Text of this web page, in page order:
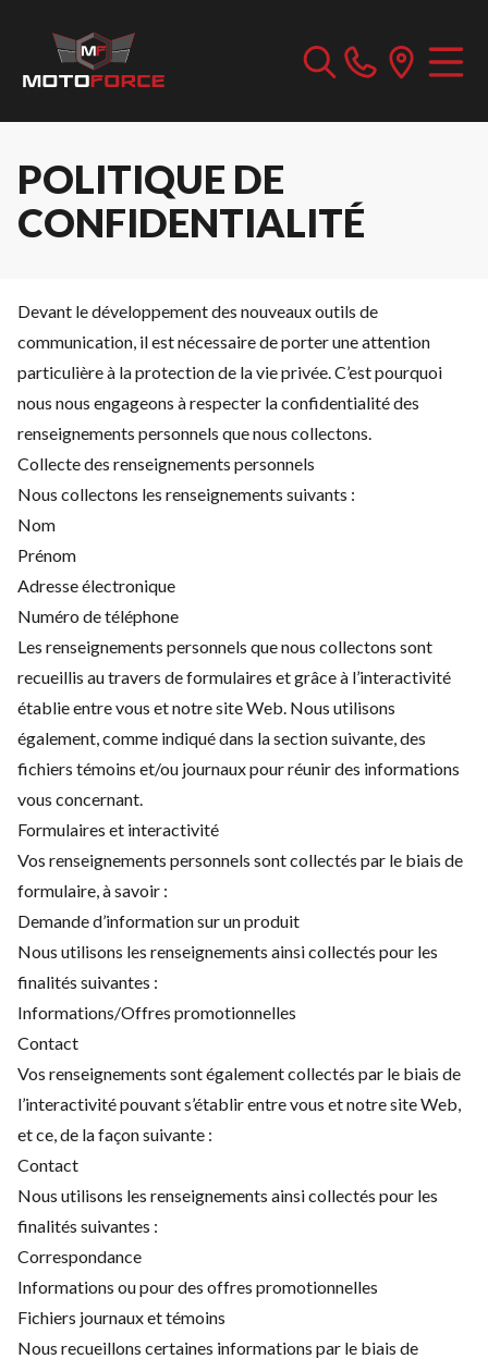
POLITIQUE DE
CONFIDENTIALITÉ
Devant le développement des nouveaux outils de
communication, il est nécessaire de porter une attention
particulière à la protection de la vie privée. C’est pourquoi
nous nous engageons à respecter la confidentialité des
renseignements personnels que nous collectons.
Collecte des renseignements personnels
Nous collectons les renseignements suivants :
Nom
Prénom
Adresse électronique
Numéro de téléphone
Les renseignements personnels que nous collectons sont
recueillis au travers de formulaires et grâce à l’interactivité
établie entre vous et notre site Web. Nous utilisons
également, comme indiqué dans la section suivante, des
fichiers témoins et/ou journaux pour réunir des informations
vous concernant.
Formulaires et interactivité
Vos renseignements personnels sont collectés par le biais de
formulaire, à savoir :
Demande d’information sur un produit
Nous utilisons les renseignements ainsi collectés pour les
finalités suivantes :
Informations/Offres promotionnelles
Contact
Vos renseignements sont également collectés par le biais de
l’interactivité pouvant s’établir entre vous et notre site Web,
et ce, de la façon suivante :
Contact
Nous utilisons les renseignements ainsi collectés pour les
finalités suivantes :
Correspondance
Informations ou pour des offres promotionnelles
Fichiers journaux et témoins
Nous recueillons certaines informations par le biais de